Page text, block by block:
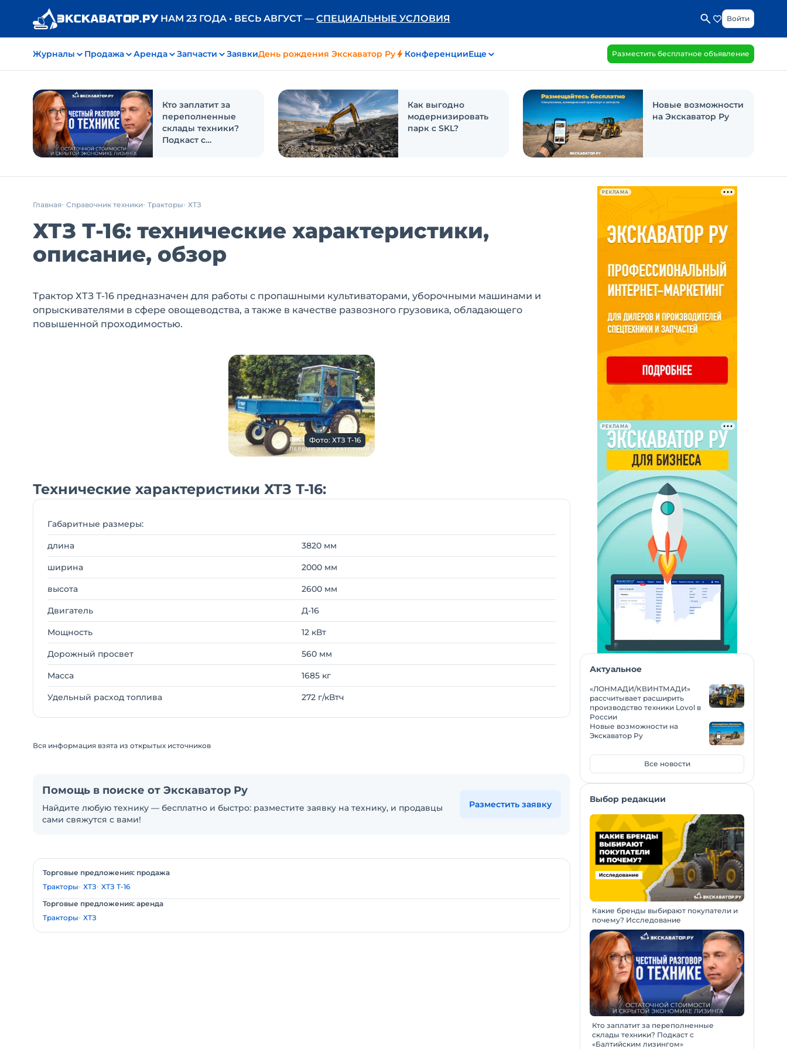
НАМ 23 ГОДА • ВЕСЬ АВГУСТ — СПЕЦИАЛЬНЫЕ УСЛОВИЯ Войти
Журналы Продажа Аренда Запчасти ЗаявкиДень рождения Экскаватор Ру КонференцииЕще Разместить бесплатное объявление
Кто заплатит за
переполненные
склады техники?
Подкаст с
Как выгодно
модернизировать
парк с SKL?
Новые возможности
на Экскаватор Ру
Главная Справочник техники Тракторы ХТЗ
ХТЗ Т-16: технические характеристики,
описание, обзор
Трактор ХТЗ Т-16 предназначен для работы с пропашными культиваторами, уборочными машинами и
опрыскивателями в сфере овощеводства, а также в качестве развозного грузовика, обладающего
повышенной проходимостью.
Фото: ХТЗ Т-16
Технические характеристики ХТЗ Т-16:
Габаритные размеры:
длина 3820 мм
ширина 2000 мм
высота 2600 мм
Двигатель Д-16
Мощность 12 кВт
Дорожный просвет 560 мм
Масса 1685 кг
Удельный расход топлива 272 г/кВтч
Вся информация взята из открытых источников
Помощь в поиске от Экскаватор Ру
Найдите любую технику — бесплатно и быстро: разместите заявку на технику, и продавцы
сами свяжутся с вами!
Разместить заявку
Торговые предложения: продажа
Тракторы ХТЗ ХТЗ Т-16
Торговые предложения: аренда
Тракторы ХТЗ
РЕКЛАМА
РЕКЛАМА
Актуальное
«ЛОНМАДИ/КВИНТМАДИ»
рассчитывает расширить
производство техники Lovol в
России
Новые возможности на
Экскаватор Ру
Все новости
Выбор редакции
Какие бренды выбирают покупатели и
почему? Исследование
Кто заплатит за переполненные
склады техники? Подкаст с
«Балтийским лизингом»